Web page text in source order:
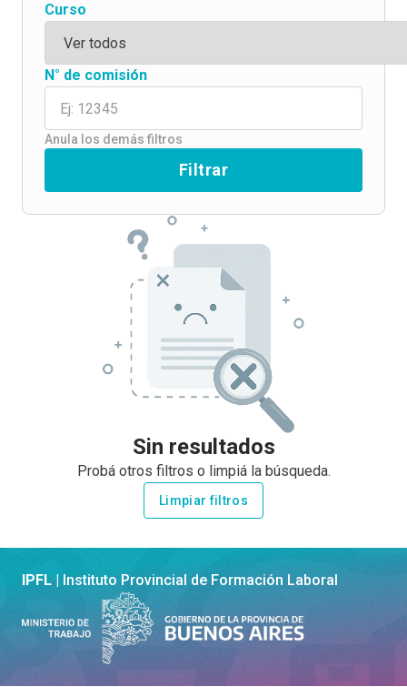
Curso
N° de comisión
Anula los demás filtros
Filtrar
Sin resultados
Probá otros filtros o limpiá la búsqueda.
Limpiar filtros
IPFL | Instituto Provincial de Formación Laboral